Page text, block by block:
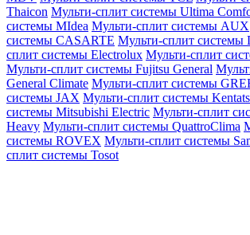
Thaicon Мульти-сплит системы Ultima
системы MIdea Мульти-сплит системы AUX
системы CASARTE Мульти-сплит системы
сплит системы Electrolux Мульти-сплит
Мульти-сплит системы Fujitsu General
General Climate Мульти-сплит системы
системы JAX Мульти-сплит системы
системы Mitsubishi Electric Мульти-сплит
Heavy Мульти-сплит системы QuattroClima
системы ROVEX Мульти-сплит системы
сплит системы Tosot